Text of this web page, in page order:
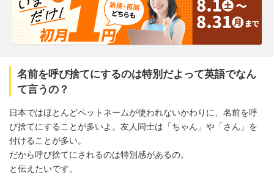
名前を呼び捨てにするのは特別だよって英語でなん
て言うの？
日本ではほとんどペットネームが使われないかわりに、名前を呼
び捨てにすることが多いよ。友人同士は「ちゃん」や「さん」を
付けることが多い。
だから呼び捨てにされるのは特別感があるの。
と伝えたいです。